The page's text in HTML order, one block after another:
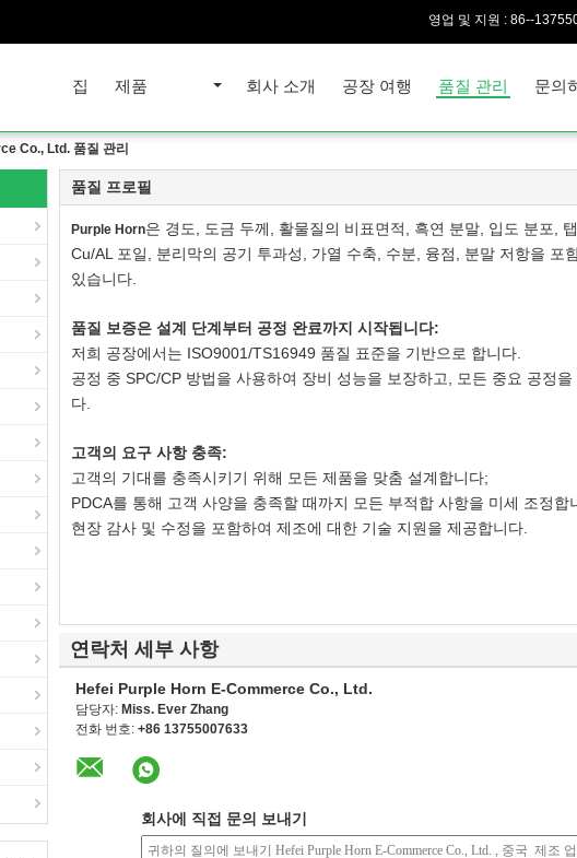
영업 및 지원 : 86--
집 제품 회사 소개 공장 여행 품질 관리 문의
Co., Ltd. 품질 관리
품질 프로필
Purple Horn은 경도, 도금 두께, 활물질의 비표면적, 흑연 분말, 입도 분포,
Cu/AL 포일, 분리막의 공기 투과성, 가열 수축, 수분, 융점, 분말 저항을 포
있습니다.
품질 보증은 설계 단계부터 공정 완료까지 시작됩니다:
저희 공장에서는 ISO9001/TS16949 품질 표준을 기반으로 합니다.
공정 중 SPC/CP 방법을 사용하여 장비 성능을 보장하고, 모든 중요 공정
다.
고객의 요구 사항 충족:
고객의 기대를 충족시키기 위해 모든 제품을 맞춤 설계합니다;
PDCA를 통해 고객 사양을 충족할 때까지 모든 부적합 사항을 미세 조정합
현장 감사 및 수정을 포함하여 제조에 대한 기술 지원을 제공합니다.
연락처 세부 사항
Hefei Purple Horn E-Commerce Co., Ltd.
담당자: Miss. Ever Zhang
전화 번호: +86 13755007633
회사에 직접 문의 보내기